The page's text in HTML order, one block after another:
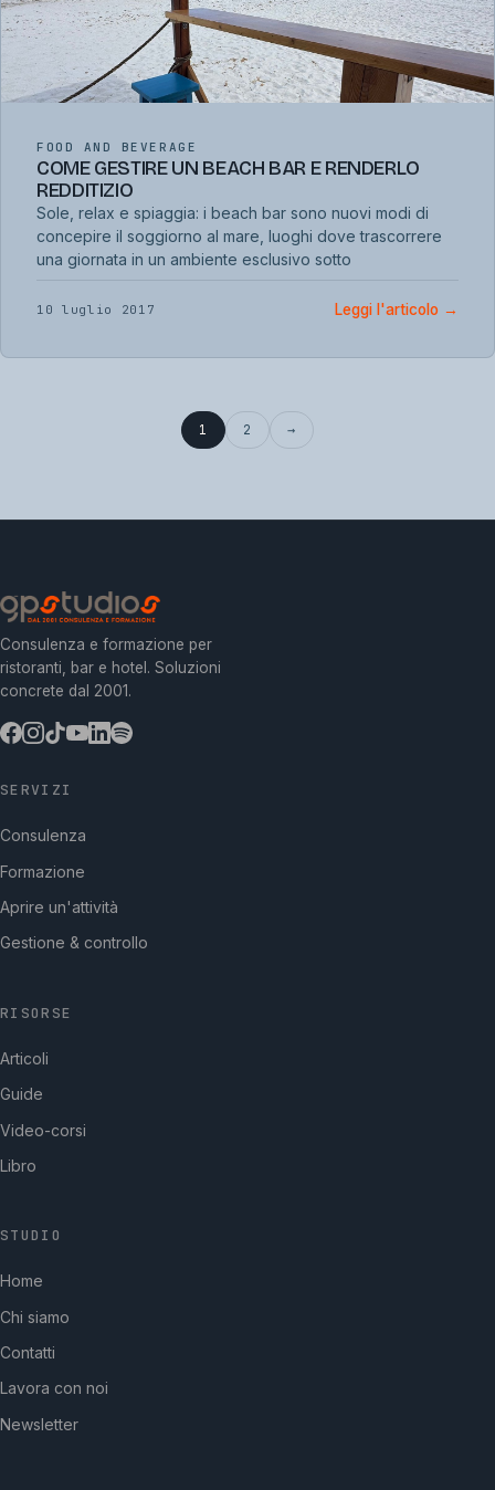
FOOD AND BEVERAGE
COME GESTIRE UN BEACH BAR E RENDERLO
REDDITIZIO
Sole, relax e spiaggia: i beach bar sono nuovi modi di
concepire il soggiorno al mare, luoghi dove trascorrere
una giornata in un ambiente esclusivo sotto
10 luglio 2017 Leggi l'articolo →
1 2 →
Consulenza e formazione per
ristoranti, bar e hotel. Soluzioni
concrete dal 2001.
SERVIZI
Consulenza
Formazione
Aprire un'attività
Gestione & controllo
RISORSE
Articoli
Guide
Video-corsi
Libro
STUDIO
Home
Chi siamo
Contatti
Lavora con noi
Newsletter